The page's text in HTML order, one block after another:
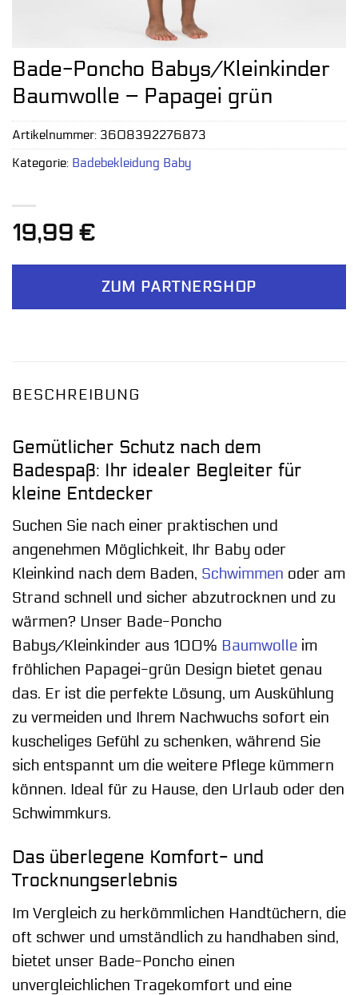
Bade-Poncho Babys/Kleinkinder
Baumwolle – Papagei grün
19,99 €
ZUM PARTNERSHOP
Artikelnummer: 3608392276873
Kategorie: Badebekleidung Baby
BESCHREIBUNG
Gemütlicher Schutz nach dem
Badespaß: Ihr idealer Begleiter für
kleine Entdecker
Suchen Sie nach einer praktischen und
angenehmen Möglichkeit, Ihr Baby oder
Kleinkind nach dem Baden, Schwimmen oder am
Strand schnell und sicher abzutrocknen und zu
wärmen? Unser Bade-Poncho
Babys/Kleinkinder aus 100% Baumwolle im
fröhlichen Papagei-grün Design bietet genau
das. Er ist die perfekte Lösung, um Auskühlung
zu vermeiden und Ihrem Nachwuchs sofort ein
kuscheliges Gefühl zu schenken, während Sie
sich entspannt um die weitere Pflege kümmern
können. Ideal für zu Hause, den Urlaub oder den
Schwimmkurs.
Das überlegene Komfort- und
Trocknungserlebnis
Im Vergleich zu herkömmlichen Handtüchern, die
oft schwer und umständlich zu handhaben sind,
bietet unser Bade-Poncho einen
unvergleichlichen Tragekomfort und eine